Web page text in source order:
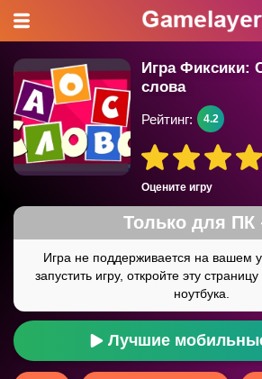
Игра Фиксики:
слова
Оцените игру
Рейтинг: 4.2
Лучшие